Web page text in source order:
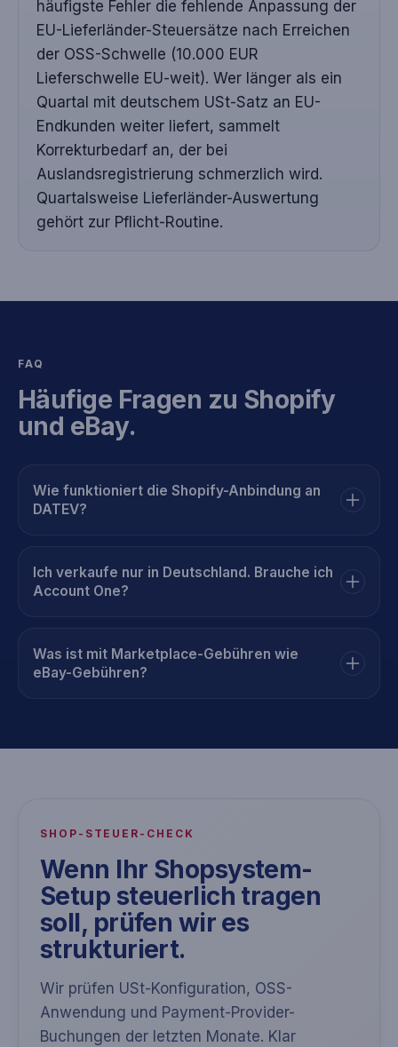
häufigste Fehler die fehlende Anpassung der
EU-Lieferländer-Steuersätze nach Erreichen
der OSS-Schwelle (10.000 EUR
Lieferschwelle EU-weit). Wer länger als ein
Quartal mit deutschem USt-Satz an EU-
Endkunden weiter liefert, sammelt
Korrekturbedarf an, der bei
Auslandsregistrierung schmerzlich wird.
Quartalsweise Lieferländer-Auswertung
gehört zur Pflicht-Routine.
FAQ
Häufige Fragen zu Shopify
und eBay.
Wie funktioniert die Shopify-Anbindung an
DATEV?
Ich verkaufe nur in Deutschland. Brauche ich
Account One?
Was ist mit Marketplace-Gebühren wie
eBay-Gebühren?
SHOP-STEUER-CHECK
Wenn Ihr Shopsystem-
Setup steuerlich tragen
soll, prüfen wir es
strukturiert.
Wir prüfen USt-Konfiguration, OSS-
Anwendung und Payment-Provider-
Buchungen der letzten Monate. Klar